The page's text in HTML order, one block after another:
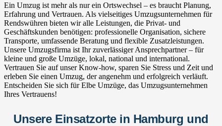
Ein Umzug ist mehr als nur ein Ortswechsel – es braucht Planung,
Erfahrung und Vertrauen. Als vielseitiges Umzugsunternehmen für
Rendswühren bieten wir alle Leistungen, die Privat- und
Geschäftskunden benötigen: professionelle Organisation, sichere
Transporte, umfassende Beratung und flexible Zusatzleistungen.
Unsere Umzugsfirma ist Ihr zuverlässiger Ansprechpartner – für
kleine und große Umzüge, lokal, national und international.
Vertrauen Sie auf unser Know-how, sparen Sie Stress und Zeit und
erleben Sie einen Umzug, der angenehm und erfolgreich verläuft.
Entscheiden Sie sich für Elbe Umzüge, das Umzugsunternehmen
Ihres Vertrauens!
Unsere Einsatzorte in Hamburg und